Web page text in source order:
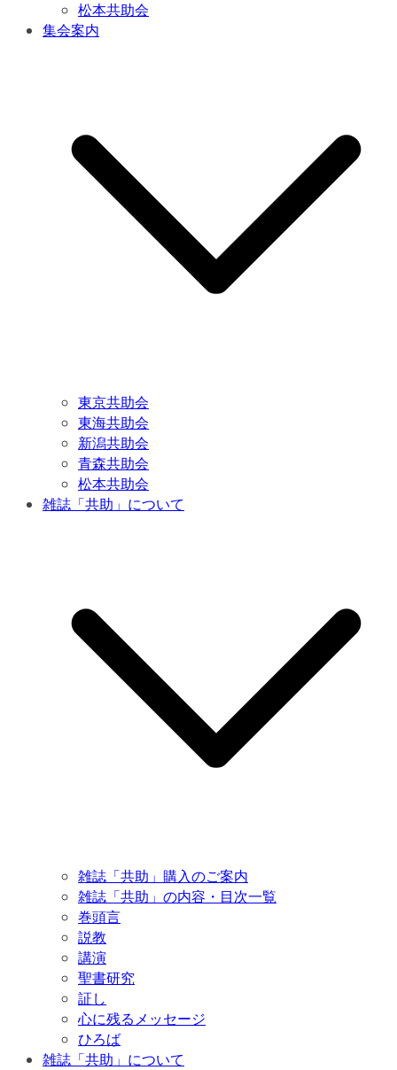
松本共助会
集会案内
東京共助会
東海共助会
新潟共助会
青森共助会
松本共助会
雑誌「共助」について
雑誌「共助」購入のご案内
雑誌「共助」の内容・目次一覧
巻頭言
説教
講演
聖書研究
証し
心に残るメッセージ
ひろば
雑誌「共助」について